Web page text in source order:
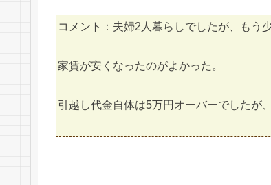
コメント：夫婦2人暮らしでしたが、もう
家賃が安くなったのがよかった。
引越し代金自体は5万円オーバーでしたが